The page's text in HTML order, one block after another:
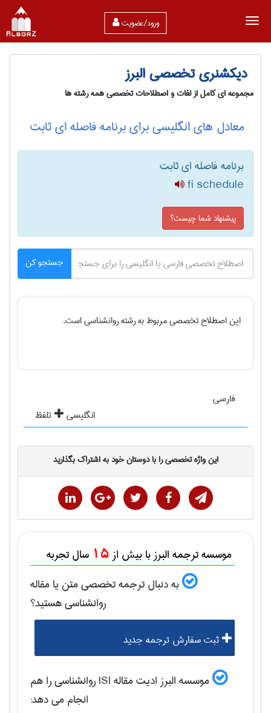
ورود/عضویت
دیکشنری تخصصی البرز
مجموعه ای کامل از لغات و اصطلاحات تخصصی همه رشته ها
معادل های انگلیسی برای برنامه فاصله ای ثابت
برنامه فاصله ای ثابت
fi schedule
پیشنهاد شما چیست؟
جستجو کن
این اصطلاح تخصصی مربوط به رشتهروانشناسیاست.
فارسی
انگلیسی
تلفظ
این واژه تخصصی را با دوستان خود به اشتراک بگذارید
موسسه ترجمه البرز با بیش از 15 سال تجربه
به دنبال ترجمه تخصصی متن یا مقاله
روانشناسیهستید؟
ثبت سفارش ترجمه جدید
موسسه البرز ادیت مقاله ISI روانشناسیرا هم
انجام می دهد: